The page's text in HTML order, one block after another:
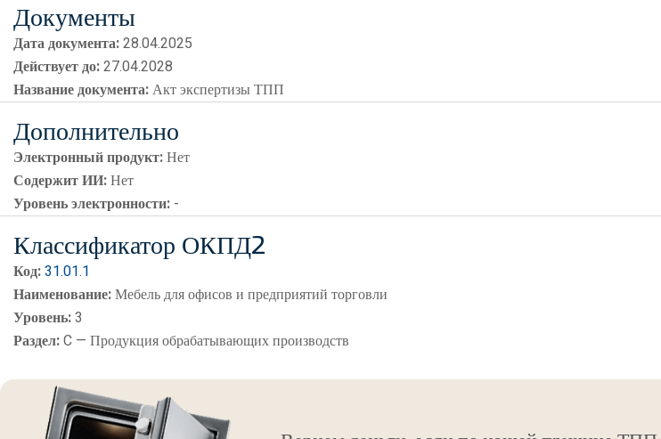
Документы
Дата документа:28.04.2025
Действует до:27.04.2028
Название документа:Акт экспертизы ТПП
Дополнительно
Электронный продукт:Нет
Содержит ИИ:Нет
Уровень электронности: -
Классификатор ОКПД2
Код:31.01.1
Наименование:Мебель для офисов и предприятий торговли
Уровень:3
Раздел:C — Продукция обрабатывающих производств